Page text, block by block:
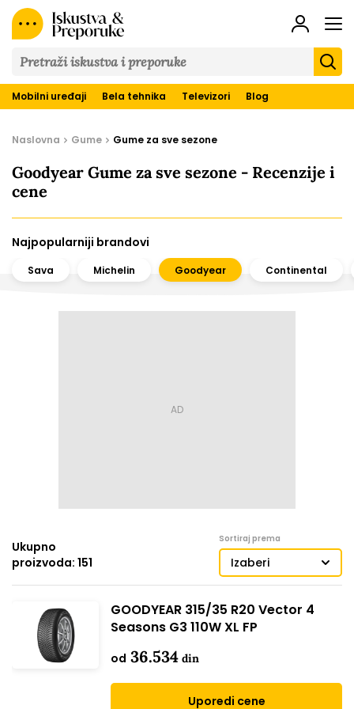
&
Preporuke
Mobilni uređaji Bela tehnika Televizori Blog
Naslovna Gume Gume za sve sezone
Goodyear Gume za sve sezone - Recenzije i
cene
Najpopularniji brandovi
Sava Michelin Goodyear Continental
Ukupno
proizvoda: 151
Sortiraj prema
Izaberi
GOODYEAR 315/35 R20 Vector 4
Seasons G3 110W XL FP
od 36.534 din
Uporedi cene